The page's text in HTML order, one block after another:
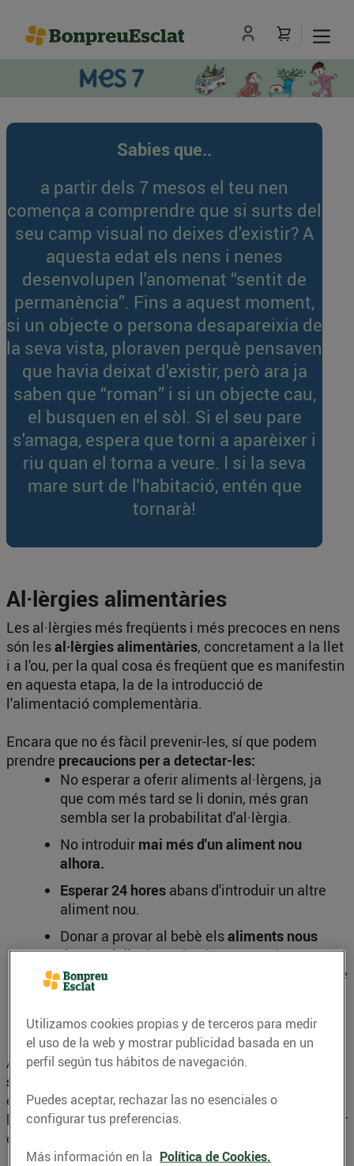
Sabies que..
a partir dels 7 mesos el teu nen
comença a comprendre que si surts del
seu camp visual no deixes d'existir? A
aquesta edat els nens i nenes
desenvolupen l'anomenat “sentit de
permanència”. Fins a aquest moment,
si un objecte o persona desapareixia de
la seva vista, ploraven perquè pensaven
que havia deixat d'existir, però ara ja
saben que “roman” i si un objecte cau,
el busquen en el sòl. Si el seu pare
s'amaga, espera que torni a aparèixer i
riu quan el torna a veure. I si la seva
mare surt de l'habitació, entén que
tornarà!
Al·lèrgies alimentàries
Les al·lèrgies més freqüents i més precoces en nens
són lesal·lèrgies alimentàries, concretament a la llet
i a l'ou, per la qual cosa és freqüent que es manifestin
en aquesta etapa, la de la introducció de
l'alimentació complementària.
Encara que no és fàcil prevenir-les, sí que podem
prendre precaucions per a detectar-les:
No esperar a oferir aliments al·lèrgens, ja
que com més tard se li donin, més gran
sembla ser la probabilitat d'al·lèrgia.
No introduir mai més d'un aliment nou
alhora.
Esperar 24 hores abans d'introduir un altre
aliment nou.
Donar a provar al bebè elsaliments nous
durant el dia, i no a la nit, per a poder
observar si apareixen símptomes. En cas que
així sigui, l'aconsellable és acudir
Actualment, se sol recomanar ala mare que alleta
seguir una dieta sense restriccions,
confirmat que el lactant és al·lèrgic a proteïnes de la
llet o similar. Aleshores sí que es pot aconsellar evitar
certs aliments.
Utilizamos cookies propias y de terceros para medir
el uso de la web y mostrar publicidad basada en un
perfil según tus hábitos de navegación.
Puedes aceptar, rechazar las no esenciales o
configurar tus preferencias.
Más información en la Política de Cookies.